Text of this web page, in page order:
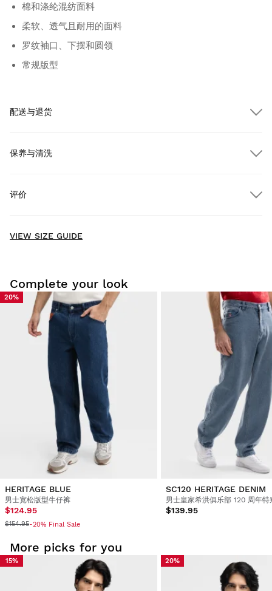
棉和涤纶混纺面料
柔软、透气且耐用的面料
罗纹袖口、下摆和圆领
常规版型
配送与退货
送货上门 ，满 $300.00
在家轻松试穿：自收货之日起 30 天内，您可以申请退货。
您可以轻松快速地从您的用户帐户中的订单页面退货。
退款至原支付方式 起价 $9.95
保养与清洗
评价
VIEW SIZE GUIDE
Complete your look
20%
HERITAGE BLUE
男士宽松版型牛仔裤
$124.95
$154.95-20% Final Sale
SC120 HERITAGE DENIM
男士皇家希洪俱乐部 120 周年特
$139.95
More picks for you
15% 20%